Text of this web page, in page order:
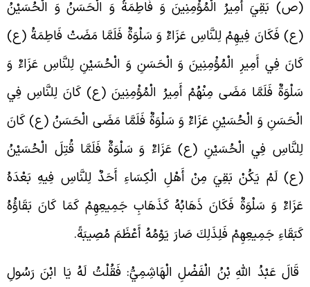
بَقِيَ أَمِيرُ الْمُؤْمِنِينَ وَ فَاطِمَةُ وَ الْحَسَنُ وَ الْحُسَيْنُ
فَكَانَ فِيهِمْ لِلنَّاسِ عَزَاءٌ وَ سَلْوَةٌ فَلَمَّا مَضَتْ فَاطِمَةُ (ع)
فِي أَمِيرِ الْمُؤْمِنِينَ وَ الْحَسَنِ وَ الْحُسَيْنِ لِلنَّاسِ عَزَاءٌ وَ
فَلَمَّا مَضَى مِنْهُمْ أَمِيرُ الْمُؤْمِنِينَ (ع) كَانَ لِلنَّاسِ فِي
وَ الْحُسَيْنِ عَزَاءٌ وَ سَلْوَةٌ فَلَمَّا مَضَى الْحَسَنُ (ع) كَانَ
فِي الْحُسَيْنِ (ع) عَزَاءٌ وَ سَلْوَةٌ فَلَمَّا قُتِلَ الْحُسَيْنُ
لَمْ يَكُنْ بَقِيَ مِنْ أَهْلِ الْكِسَاءِ أَحَدٌ لِلنَّاسِ فِيهِ بَعْدَهُ
وَ سَلْوَةٌ فَكَانَ ذَهَابُهُ كَذَهَابِ جَمِيعِهِمْ كَمَا كَانَ بَقَاؤُهُ
جَمِيعِهِمْ فَلِذَلِكَ صَارَ يَوْمُهُ أَعْظَمَ مُصِيبَةً.
عَبْدُ اللَّهِ بْنُ الْفَضْلِ الْهَاشِمِيُّ: فَقُلْتُ لَهُ يَا ابْنَ رَسُولِ